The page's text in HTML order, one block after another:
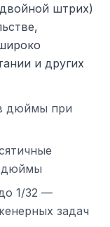
штрих)
и других
дюймы при
1/32 —
задач